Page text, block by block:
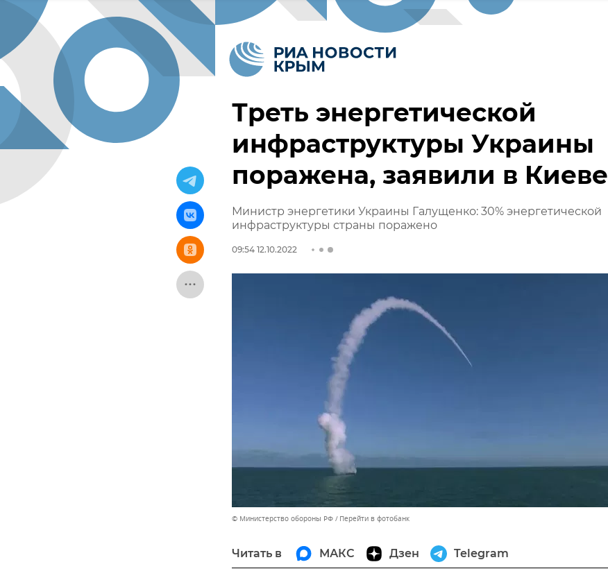
Треть энергетической
инфраструктуры Украины
поражена, заявили в Киеве
Министр энергетики Украины Галущенко: 30% энергетической
инфраструктуры страны поражено
09:54 12.10.2022
© Министерство обороны РФ Перейти в фотобанк
Читать в МАКС Дзен Telegram